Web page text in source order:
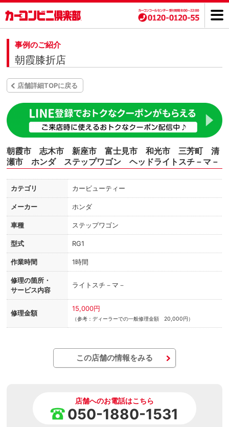
事例のご紹介
朝霞膝折店
店舗詳細TOPに戻る
朝霞市 志木市 新座市 富士見市 和光市 三芳町 清
瀬市 ホンダ ステップワゴン ヘッドライトスチ－マ－
カテゴリ カービューティー
メーカー ホンダ
車種 ステップワゴン
型式 RG1
作業時間 1時間
修理の箇所・
サービス内容
ライトスチ－マ－
修理金額
15,000円
（参考：ディーラーでの一般修理金額 20,000円）
この店舗の情報をみる
店舗へのお電話はこちら
050-1880-1531